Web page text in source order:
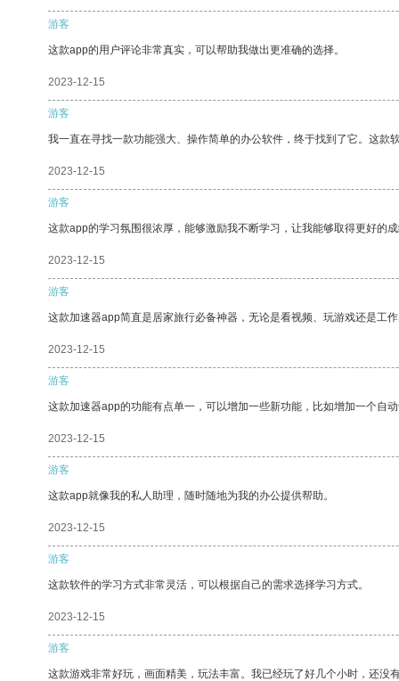
游客
这款app的用户评论非常真实，可以帮助我做出更准确的选择。
2023-12-15
游客
我一直在寻找一款功能强大、操作简单的办公软件，终于找到了它。这
2023-12-15
游客
这款app的学习氛围很浓厚，能够激励我不断学习，让我能够取得更好的
2023-12-15
游客
这款加速器app简直是居家旅行必备神器，无论是看视频、玩游戏还是工
2023-12-15
游客
这款加速器app的功能有点单一，可以增加一些新功能，比如增加一个自
2023-12-15
游客
这款app就像我的私人助理，随时随地为我的办公提供帮助。
2023-12-15
游客
这款软件的学习方式非常灵活，可以根据自己的需求选择学习方式。
2023-12-15
游客
这款游戏非常好玩，画面精美，玩法丰富。我已经玩了好几个小时，还没